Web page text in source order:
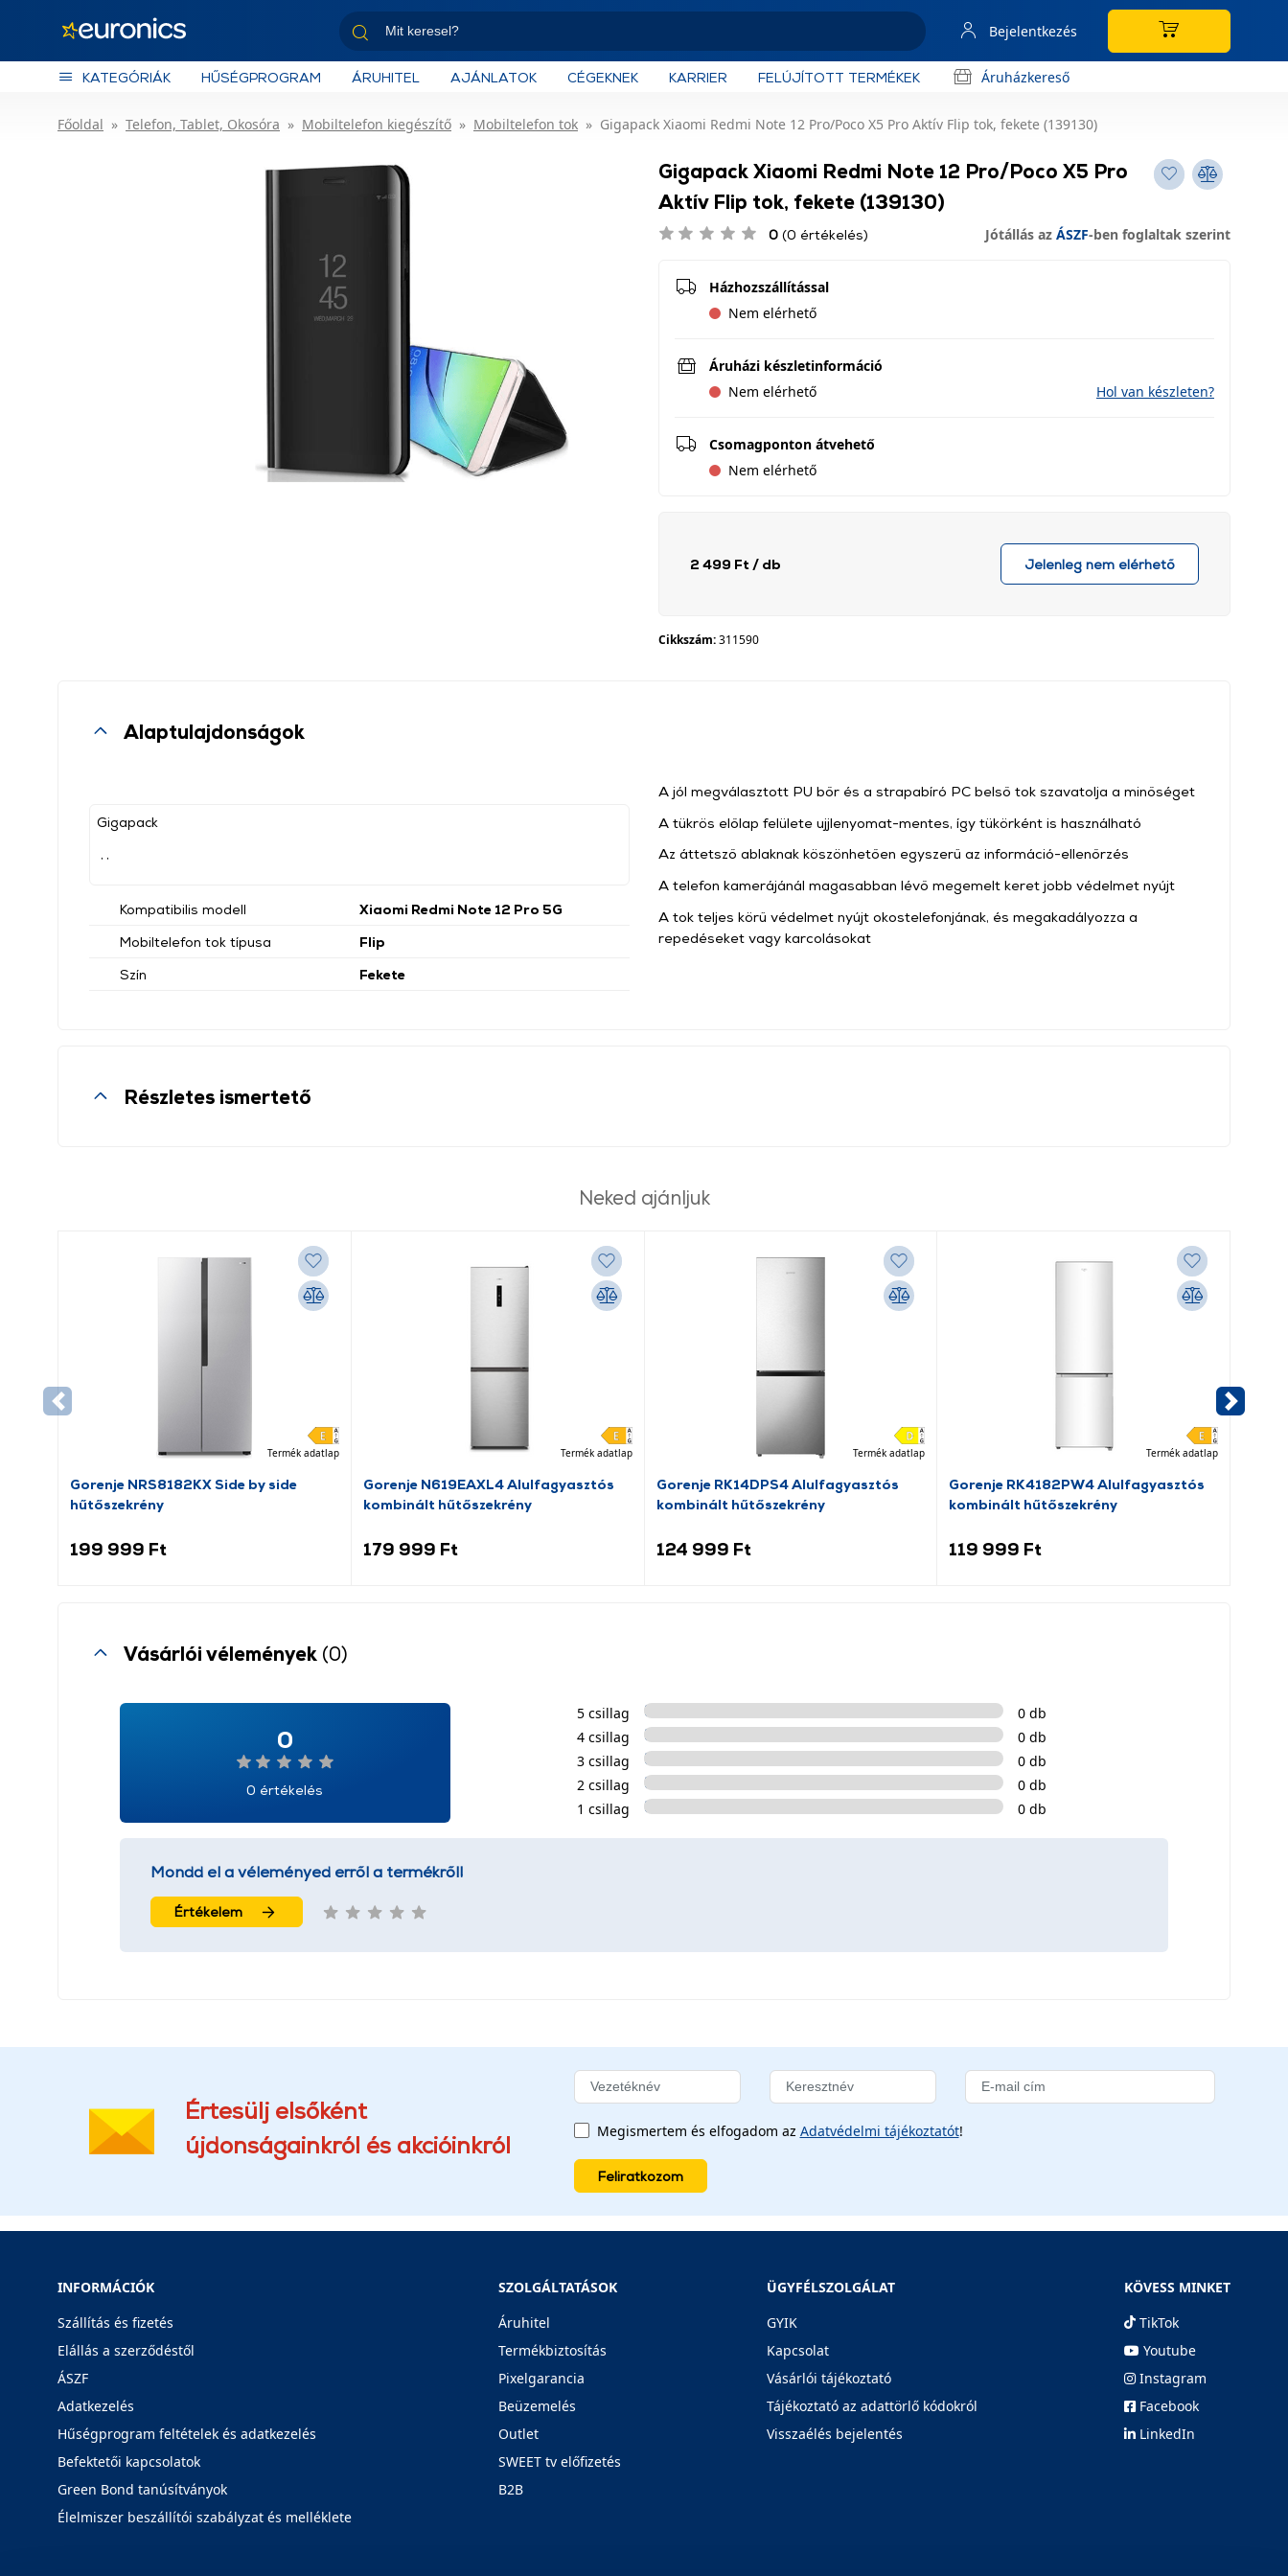
Bejelentkezés
KATEGÓRIÁK HŰSÉGPROGRAM ÁRUHITEL AJÁNLATOK CÉGEKNEK KARRIER FELÚJÍTOTT TERMÉKEK Áruházkereső
Főoldal Telefon, Tablet, Okosóra Mobiltelefon kiegészítő Mobiltelefon tok Gigapack Xiaomi Redmi Note 12 Pro/Poco X5 Pro Aktív Flip tok, fekete (139130)
Gigapack Xiaomi Redmi Note 12 Pro/Poco X5 Pro
Aktív Flip tok, fekete (139130)
0 (0 értékelés) Jótállás az ÁSZF-ben foglaltak szerint
Házhozszállítással
Nem elérhető
Áruházi készletinformáció
Nem elérhető
Hol van készleten?
Csomagponton átvehető
Nem elérhető
2 499 Ft / db Jelenleg nem elérhető
Cikkszám:311590
Alaptulajdonságok
Gigapack
Kompatibilis modell
Xiaomi Redmi Note 12 Pro 5G
Mobiltelefon tok típusa
Flip
Szín
Fekete
A jól megválasztott PU bőr és a strapabíró PC belső tok szavatolja a minőséget
A tükrös előlap felülete ujjlenyomat-mentes, így tükörként is használható
Az áttetsző ablaknak köszönhetően egyszerű az információ-ellenőrzés
A telefon kamerájánál magasabban lévő megemelt keret jobb védelmet nyújt
A tok teljes körű védelmet nyújt okostelefonjának, és megakadályozza a
repedéseket vagy karcolásokat
Részletes ismertető
Neked ajánljuk
Termék adatlap
Gorenje NRS8182KX Side by side
hűtőszekrény
199 999 Ft
Termék adatlap
Gorenje N619EAXL4 Alulfagyasztós
kombinált hűtőszekrény
179 999 Ft
Termék adatlap
Gorenje RK14DPS4 Alulfagyasztós
kombinált hűtőszekrény
124 999 Ft
Termék adatlap
Gorenje RK4182PW4 Alulfagyasztós
kombinált hűtőszekrény
119 999 Ft
Vásárlói vélemények (0)
0
0 értékelés
5 csillag
0 db
4 csillag
0 db
3 csillag
0 db
2 csillag
0 db
1 csillag
0 db
Mondd el a véleményed erről a termékről!
Értékelem
Értesülj elsőként
újdonságainkról és akcióinkról
Megismertem és elfogadom az Adatvédelmi tájékoztatót!
Feliratkozom
INFORMÁCIÓK
Szállítás és fizetés
Elállás a szerződéstől
ÁSZF
Adatkezelés
Hűségprogram feltételek és adatkezelés
Befektetői kapcsolatok
Green Bond tanúsítványok
Élelmiszer beszállítói szabályzat és melléklete
SZOLGÁLTATÁSOK
Áruhitel
Termékbiztosítás
Pixelgarancia
Beüzemelés
Outlet
SWEET tv előfizetés
B2B
ÜGYFÉLSZOLGÁLAT
GYIK
Kapcsolat
Vásárlói tájékoztató
Tájékoztató az adattörlő kódokról
Visszaélés bejelentés
KÖVESS MINKET
TikTok
Youtube
Instagram
Facebook
LinkedIn